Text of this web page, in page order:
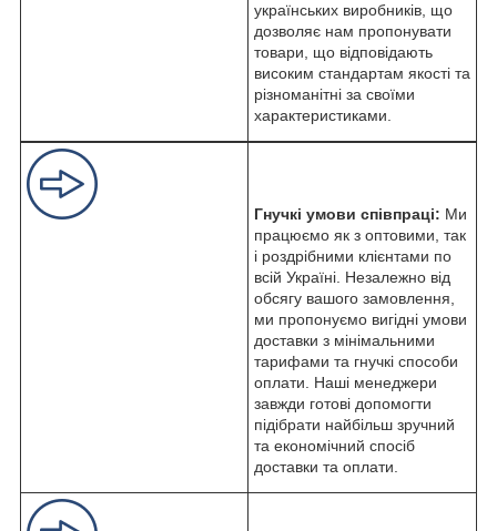
українських виробників, що
дозволяє нам пропонувати
товари, що відповідають
високим стандартам якості та
різноманітні за своїми
характеристиками.
Гнучкі умови співпраці: Ми
працюємо як з оптовими, так
і роздрібними клієнтами по
всій Україні. Незалежно від
обсягу вашого замовлення,
ми пропонуємо вигідні умови
доставки з мінімальними
тарифами та гнучкі способи
оплати. Наші менеджери
завжди готові допомогти
підібрати найбільш зручний
та економічний спосіб
доставки та оплати.